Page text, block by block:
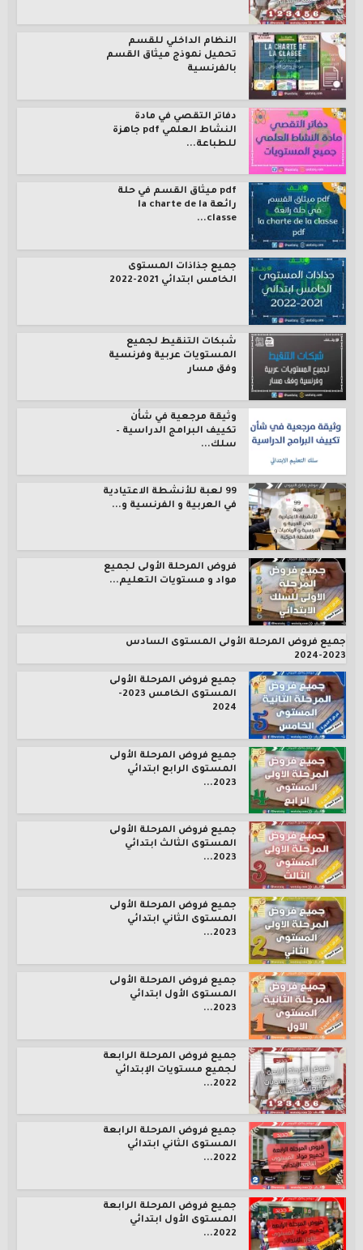
النظام الداخلي للقسم
تحميل نموذج ميثاق القسم
بالفرنسية
دفاتر التقصي في مادة
النشاط العلمي pdf جاهزة
للطباعة...
pdf ميثاق القسم في حلة
رائعة la charte de la
classe...
جميع جذاذات المستوى
الخامس ابتدائي 2021-2022
شبكات التنقيط لجميع
المستويات عربية وفرنسية
وفق مسار
وثيقة مرجعية في شأن
تكييف البرامج الدراسية –
سلك...
99 لعبة للأنشطة الاعتيادية
في العربية و الفرنسية و...
فروض المرحلة الأولى لجميع
مواد و مستويات التعليم...
جميع فروض المرحلة الأولى المستوى السادس
2023-2024
جميع فروض المرحلة الأولى
المستوى الخامس 2023-
2024
جميع فروض المرحلة الأولى
المستوى الرابع ابتدائي
2023...
جميع فروض المرحلة الأولى
المستوى الثالث ابتدائي
2023...
جميع فروض المرحلة الأولى
المستوى الثاني ابتدائي
2023...
جميع فروض المرحلة الأولى
المستوى الأول ابتدائي
2023...
جميع فروض المرحلة الرابعة
لجميع مستويات الإبتدائي
2022...
جميع فروض المرحلة الرابعة
المستوى الثاني ابتدائي
2022...
جميع فروض المرحلة الرابعة
المستوى الأول ابتدائي
2022...